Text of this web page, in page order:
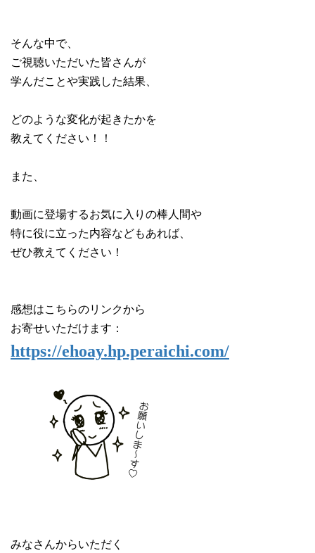
そんな中で、
ご視聴いただいた皆さんが
学んだことや実践した結果、
どのような変化が起きたかを
教えてください！！
また、
動画に登場するお気に入りの棒人間や
特に役に立った内容などもあれば、
ぜひ教えてください！
感想はこちらのリンクから
お寄せいただけます：
https://ehoay.hp.peraichi.com/
みなさんからいただく